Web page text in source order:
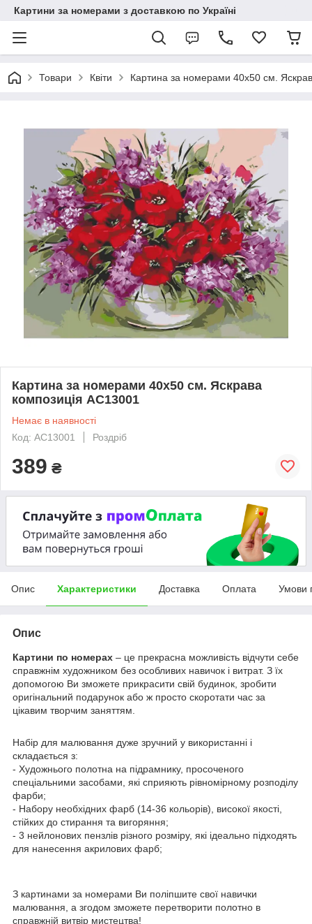
Картини за номерами з доставкою по Україні
Товари Квіти Картина за номерами 40х50 см.
Картина за номерами 40х50 см. Яскрава
композиція AC13001
Немає в наявності
Код: AC13001
Роздріб
389 ₴
Опис Характеристики Доставка Оплата Умови
Опис
Картини по номерах – це прекрасна можливість відчути себе
справжнім художником без особливих навичок і витрат. З їх
допомогою Ви зможете прикрасити свій будинок, зробити
оригінальний подарунок або ж просто скоротати час за
цікавим творчим заняттям.
Набір для малювання дуже зручний у використанні і
складається з:
- Художнього полотна на підрамнику, просоченого
спеціальними засобами, які сприяють рівномірному розподілу
фарби;
- Набору необхідних фарб (14-36 кольорів), високої якості,
стійких до стирання та вигоряння;
- 3 нейлонових пензлів різного розміру, які ідеально підходять
для нанесення акрилових фарб;
З картинами за номерами Ви поліпшите свої навички
малювання, а згодом зможете перетворити полотно в
справжній витвір мистецтва!